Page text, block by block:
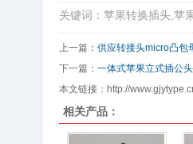
关键词：苹果转换插头,苹
上一篇： 供应转接头micro凸包
下一篇： 一体式苹果立式插公
本文链接：http://
相关产品：